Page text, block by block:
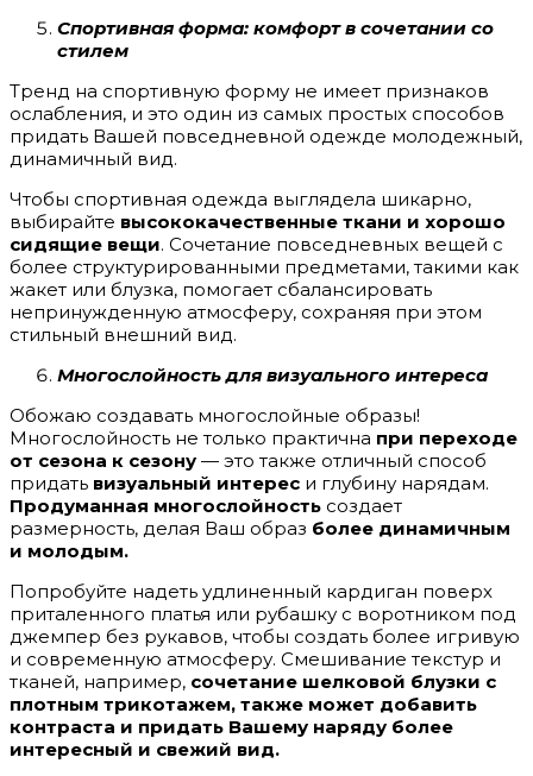
Спортивная форма: комфорт в сочетании со
стилем
Тренд на спортивную форму не имеет признаков
ослабления, и это один из самых простых способов
придать Вашей повседневной одежде молодежный,
динамичный вид.
Чтобы спортивная одежда выглядела шикарно,
выбирайте высококачественные ткани и хорошо
сидящие вещи. Сочетание повседневных вещей с
более структурированными предметами, такими как
жакет или блузка, помогает сбалансировать
непринужденную атмосферу, сохраняя при этом
стильный внешний вид.
Многослойность для визуального интереса
Обожаю создавать многослойные образы!
Многослойность не только практична при переходе
от сезона к сезону — это также отличный способ
придать визуальный интерес и глубину нарядам.
Продуманная многослойность создает
размерность, делая Ваш образ более динамичным
и молодым.
Попробуйте надеть удлиненный кардиган поверх
приталенного платья или рубашку с воротником под
джемпер без рукавов, чтобы создать более игривую
и современную атмосферу. Смешивание текстур и
тканей, например, сочетание шелковой блузки с
плотным трикотажем, также может добавить
контраста и придать Вашему наряду более
интересный и свежий вид.